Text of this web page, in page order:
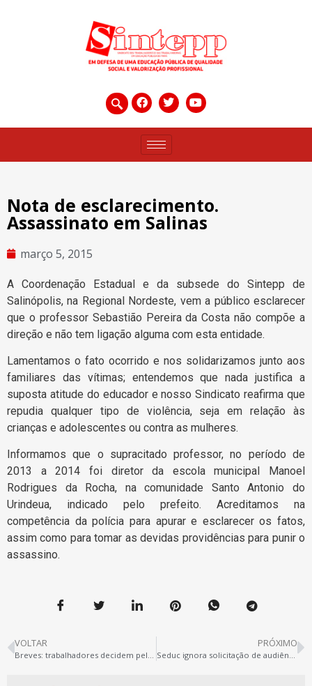
Nota de esclarecimento.
Assassinato em Salinas
março 5, 2015
A Coordenação Estadual e da subsede do Sintepp de
Salinópolis, na Regional Nordeste, vem a público esclarecer
que o professor Sebastião Pereira da Costa não compõe a
direção e não tem ligação alguma com esta entidade.
Lamentamos o fato ocorrido e nos solidarizamos junto aos
familiares das vítimas; entendemos que nada justifica a
suposta atitude do educador e nosso Sindicato reafirma que
repudia qualquer tipo de violência, seja em relação às
crianças e adolescentes ou contra as mulheres.
Informamos que o supracitado professor, no período de
2013 a 2014 foi diretor da escola municipal Manoel
Rodrigues da Rocha, na comunidade Santo Antonio do
Urindeua, indicado pelo prefeito. Acreditamos na
competência da polícia para apurar e esclarecer os fatos,
assim como para tomar as devidas providências para punir o
assassino.
VOLTAR PRÓXIMO